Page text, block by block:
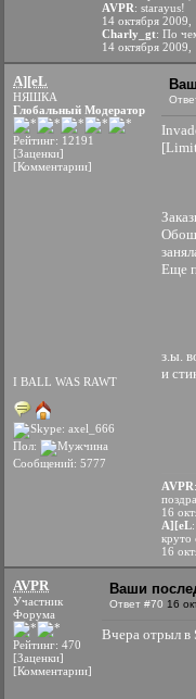
AVPR: starayus!
14 октября 2009,
Charly_gt: По
14 октября 2009,
A][eL
НЯШКА
Глобальный Модератор
Рейтинг: 12191
[Заценки]
[Комментарии]
I BALL WAS RAWT
Пол:
Сообщений: 5777
Еще
з.ы.
и
AVPR
16
A][eL
круто
16
AVPR
Участник
Форума
Рейтинг: 470
[Заценки]
[Комментарии]
Ваши
Ответ #70 16
Вчера отрыл в